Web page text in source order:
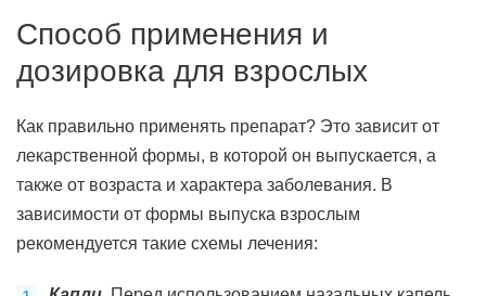
Способ применения и
дозировка для взрослых
Как правильно применять препарат? Это зависит от
лекарственной формы, в которой он выпускается, а
также от возраста и характера заболевания. В
зависимости от формы выпуска взрослым
рекомендуется такие схемы лечения: